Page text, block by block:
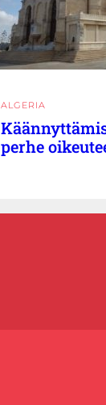
ALGERIA
perhe